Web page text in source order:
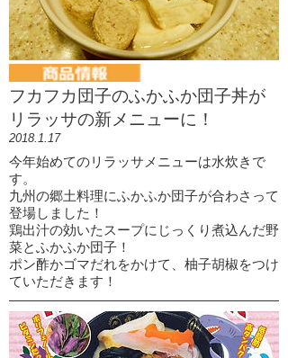
フカフカ団子のふかふか団子丼が
リラッサの新メニューに！
2018.1.17
今年始めてのリラッサメニューは水炊きで
す。
九州の郷土料理にふかふか団子が合わさって
登場しました！
鶏出汁の効いたスープにじっくり煮込んだ野
菜とふかふか団子！
ポン酢かゴマだれをかけて、柚子胡椒をつけ
ていただきます！